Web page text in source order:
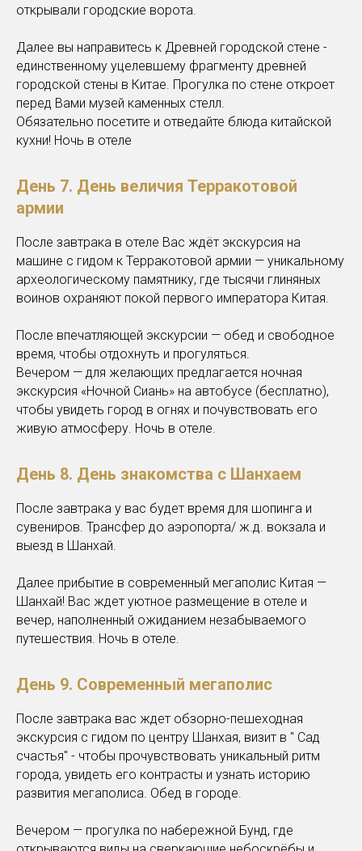
открывали городские ворота.
Далее вы направитесь к Древней городской стене -
единственному уцелевшему фрагменту древней
городской стены в Китае. Прогулка по стене откроет
перед Вами музей каменных стелл.
Обязательно посетите и отведайте блюда китайской
кухни! Ночь в отеле
День 7. День величия Терракотовой
армии
После завтрака в отеле Вас ждёт экскурсия на
машине с гидом к Терракотовой армии — уникальному
археологическому памятнику, где тысячи глиняных
воинов охраняют покой первого императора Китая.
После впечатляющей экскурсии — обед и свободное
время, чтобы отдохнуть и прогуляться.
Вечером — для желающих предлагается ночная
экскурсия «Ночной Сиань» на автобусе (бесплатно),
чтобы увидеть город в огнях и почувствовать его
живую атмосферу. Ночь в отеле.
День 8. День знакомства с Шанхаем
После завтрака у вас будет время для шопинга и
сувениров. Трансфер до аэропорта/ ж.д. вокзала и
выезд в Шанхай.
Далее прибытие в современный мегаполис Китая —
Шанхай! Вас ждет уютное размещение в отеле и
вечер, наполненный ожиданием незабываемого
путешествия. Ночь в отеле.
День 9. Современный мегаполис
После завтрака вас ждет обзорно-пешеходная
экскурсия с гидом по центру Шанхая, визит в " Сад
счастья" - чтобы прочувствовать уникальный ритм
города, увидеть его контрасты и узнать историю
развития мегаполиса. Обед в городе.
Вечером — прогулка по набережной Бунд, где